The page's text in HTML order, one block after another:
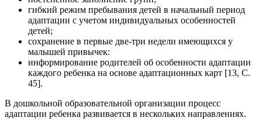
гибкий режим пребывания детей в начальный период
адаптации с учетом индивидуальных особенностей
детей;
сохранение в первые две-три недели имеющихся у
малышей привычек:
информирование родителей об особенности адаптации
каждого ребенка на основе адаптационных карт [13, С.
45].
В дошкольной образовательной организации процесс
адаптации ребенка развивается в нескольких направлениях.